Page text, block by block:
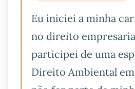
Eu iniciei a minha
no direito
participei de uma
Direito Ambiental